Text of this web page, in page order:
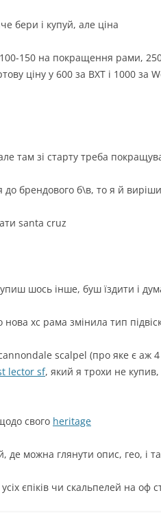
бери і купуй, але ціна
150 на покращення рами,
ціну у 600 за BXT і 1000 за
там зі старту треба
брендового б\в, то я й
santa cruz
шось інше, буш їздити і
хс рама змінила тип
scalpel (про яке є аж
lector sf, який я трохи не купив,
свого heritage
де можна глянути опис, гео, і
єпіків чи скальпелей на оф